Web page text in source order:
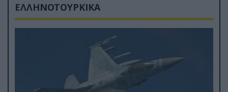
ΕΛΛΗΝΟΤΟΥΡΚΙΚΑ